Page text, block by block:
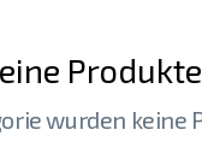
Produkte
wurden keine